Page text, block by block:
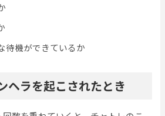
待機ができているか
ラを起こされたとき